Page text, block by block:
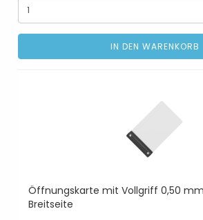
IN DEN WARENKORB
Öffnungskarte mit Vollgriff 0,50
Breitseite